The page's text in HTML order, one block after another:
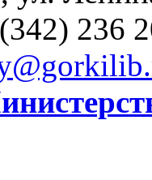
(342) 236